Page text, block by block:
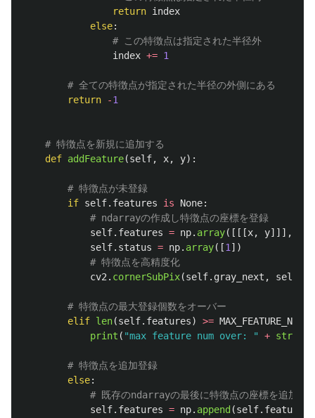
return index
else:
index += 1
return
-1
def addFeature(self, x, y):
if self. features is None:
self. features = np. array([[[x, y]]],
self. status = np. array([1 ])
cv2 . cornerSubPix(self. gray_next , self
elif len(self. features) >= MAX_FEATURE_NUM
print ( "max feature num over: " + str
else:
self. features = np. append (self. features